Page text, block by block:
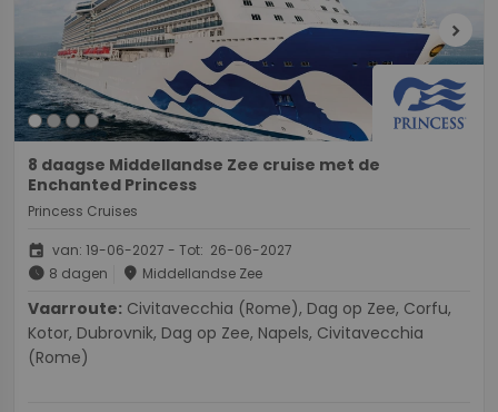
chevron_right
8 daagse Middellandse Zee cruise met de
Enchanted Princess
Princess Cruises
event van: 19-06-2027 - Tot: 26-06-2027
schedule 8 dagen place Middellandse Zee
Vaarroute:
Kotor, Dubrovnik, Dag op Zee, Napels, Civitavecchia
(Rome)